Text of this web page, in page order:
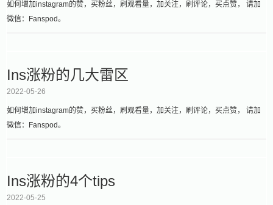
如何增加instagram的赞，买粉丝，刷观看量，加关注，刷评论，买点赞， 请加
微信：Fanspod。
Ins涨粉的几大雷区
2022-05-26
如何增加instagram的赞，买粉丝，刷观看量，加关注，刷评论，买点赞， 请加
微信：Fanspod。
Ins涨粉的4个tips
2022-05-25